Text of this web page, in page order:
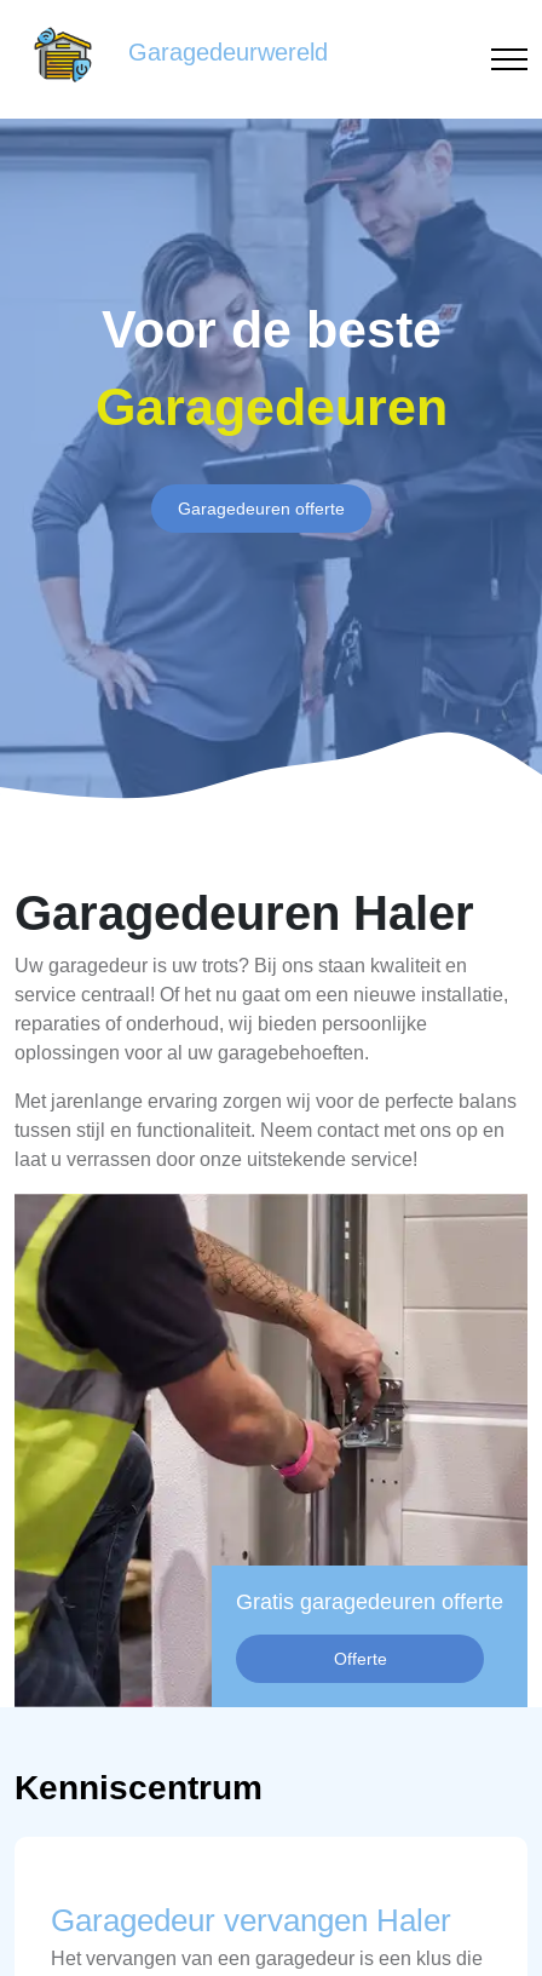
Garagedeurwereld
Voor de beste
Garagedeuren
Garagedeuren offerte
Garagedeuren Haler
Uw garagedeur is uw trots? Bij ons staan kwaliteit en
service centraal! Of het nu gaat om een nieuwe installatie,
reparaties of onderhoud, wij bieden persoonlijke
oplossingen voor al uw garagebehoeften.
Met jarenlange ervaring zorgen wij voor de perfecte balans
tussen stijl en functionaliteit. Neem contact met ons op en
laat u verrassen door onze uitstekende service!
Gratis garagedeuren offerte
Offerte
Kenniscentrum
Garagedeur vervangen Haler
Het vervangen van een garagedeur is een klus die